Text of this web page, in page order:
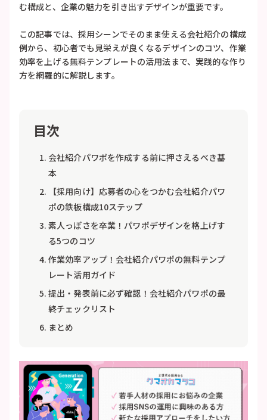
む構成と、企業の魅力を引き出すデザインが重要です。
この記事では、採用シーンでそのまま使える会社紹介の構成
例から、初心者でも見栄えが良くなるデザインのコツ、作業
効率を上げる無料テンプレートの活用法まで、実践的な作り
方を網羅的に解説します。
目次
会社紹介パワポを作成する前に押さえるべき基
本
【採用向け】応募者の心をつかむ会社紹介パワ
ポの鉄板構成10ステップ
素人っぽさを卒業！パワポデザインを格上げす
る5つのコツ
作業効率アップ！会社紹介パワポの無料テンプ
レート活用ガイド
提出・発表前に必ず確認！会社紹介パワポの最
終チェックリスト
まとめ